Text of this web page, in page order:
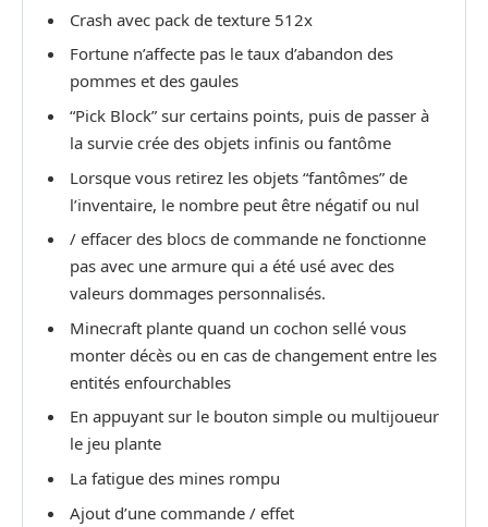
Crash avec pack de texture 512x
Fortune n’affecte pas le taux d’abandon des
pommes et des gaules
“Pick Block” sur certains points, puis de passer à
la survie crée des objets infinis ou fantôme
Lorsque vous retirez les objets “fantômes” de
l’inventaire, le nombre peut être négatif ou nul
/ effacer des blocs de commande ne fonctionne
pas avec une armure qui a été usé avec des
valeurs dommages personnalisés.
Minecraft plante quand un cochon sellé vous
monter décès ou en cas de changement entre les
entités enfourchables
En appuyant sur le bouton simple ou multijoueur
le jeu plante
La fatigue des mines rompu
Ajout d’une commande / effet